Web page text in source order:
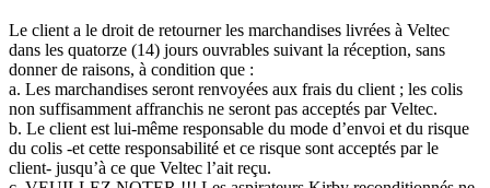
Le client a le droit de retourner les marchandises livrées à Veltec
dans les quatorze (14) jours ouvrables suivant la réception, sans
donner de raisons, à condition que :
a. Les marchandises seront renvoyées aux frais du client ; les colis
non suffisamment affranchis ne seront pas acceptés par Veltec.
b. Le client est lui-même responsable du mode d’envoi et du risque
du colis -et cette responsabilité et ce risque sont acceptés par le
client- jusqu’à ce que Veltec l’ait reçu.